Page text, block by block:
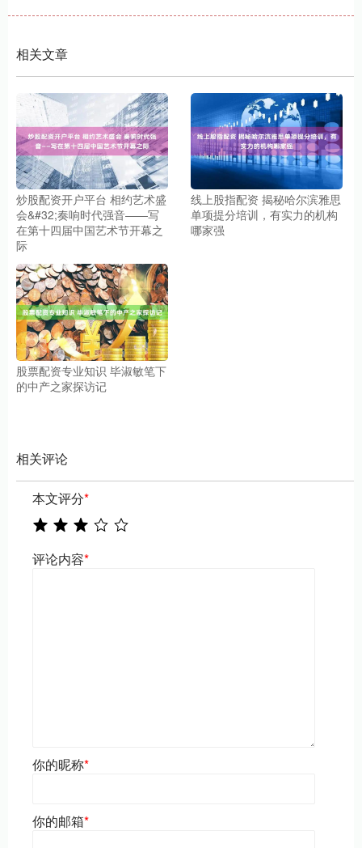
相关文章
炒股配资开户平台 相约艺术盛
会&#32;奏响时代强音——写
在第十四届中国艺术节开幕之
际
线上股指配资 揭秘哈尔滨雅思
单项提分培训，有实力的机构
哪家强
股票配资专业知识 毕淑敏笔下
的中产之家探访记
相关评论
本文评分*
评论内容*
你的昵称*
你的邮箱*